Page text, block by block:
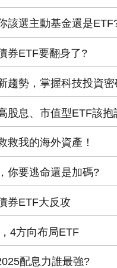
該選主動基金還是
券ETF要翻身了?
趨勢，掌握科技投資密
股息、市值型ETF該抱
救我的海外資產！
你要逃命還是加碼?
券ETF大反攻
4方向布局ETF
配息力誰最強?